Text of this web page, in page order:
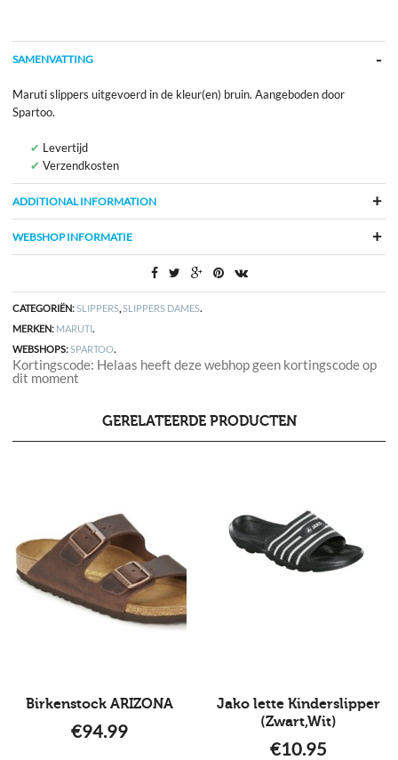
SAMENVATTING
Maruti slippers uitgevoerd in de kleur(en) bruin. Aangeboden door
Spartoo.
Levertijd
Verzendkosten
ADDITIONAL INFORMATION
WEBSHOP INFORMATIE
CATEGORIËN:SLIPPERS,SLIPPERS DAMES.
MERKEN: MARUTI.
WEBSHOPS:SPARTOO.
Kortingscode: Helaas heeft deze webhop geen kortingscode op
dit moment
GERELATEERDE PRODUCTEN
Birkenstock ARIZONA
€94.99
Jako lette Kinderslipper
(Zwart,Wit)
€10.95